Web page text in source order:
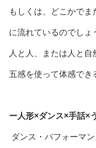
もしくは、どこかで
に流れているのでしょ
人と人、または人と自
五感を使って体感でき
ー人形×ダンス×手話×
ダンス・パフォーマ